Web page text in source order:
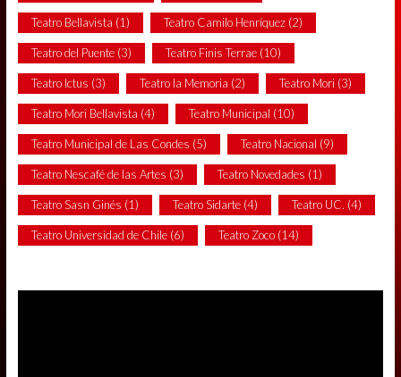
Teatro Bellavista (1) Teatro Camilo Henríquez(2)
Teatro del Puente(3) Teatro Finis Terrae(10)
Teatro Ictus (3) Teatro la Memoria (2) Teatro Mori (3)
Teatro Mori Bellavista (4) Teatro Municipal (10)
Teatro Municipal de Las Condes (5) Teatro Nacional (9)
Teatro Nescafé de las Artes (3) Teatro Novedades (1)
Teatro Sasn Ginés (1) Teatro Sidarte(4) Teatro UC. (4)
Teatro Universidad de Chile(6) Teatro Zoco(14)